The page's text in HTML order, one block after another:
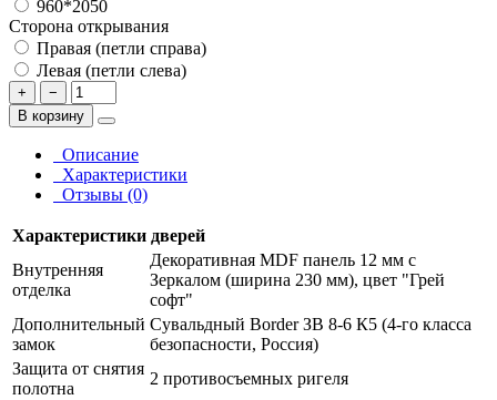
960*2050
Сторона открывания
Правая (петли справа)
Левая (петли слева)
+
−
В корзину
Описание
Характеристики
Отзывы (0)
Характеристики дверей
Внутренняя
отделка
Декоративная MDF панель 12 мм с
Зеркалом (ширина 230 мм), цвет "Грей
софт"
Дополнительный
замок
Сувальдный Border ЗВ 8-6 К5 (4-го класса
безопасности, Россия)
Защита от снятия
полотна
2 противосъемных ригеля